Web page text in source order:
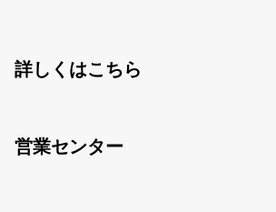
詳しくはこちら
営業センター